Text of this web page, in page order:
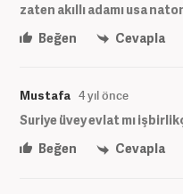
zaten akıllı adamı usa
Beğen
Cevapla
Mustafa 4 yıl önce
Suriye üvey evlat mı
Beğen
Cevapla